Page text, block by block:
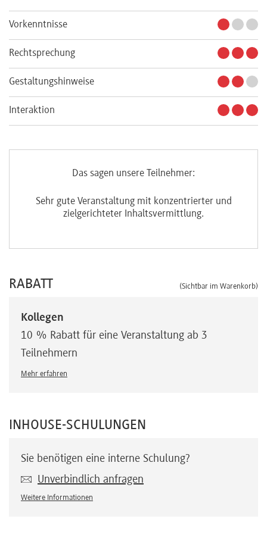
Vorkenntnisse
Rechtsprechung
Gestaltungshinweise
Interaktion
Das sagen unsere Teilnehmer:
Sehr gute Veranstaltung mit konzentrierter und
zielgerichteter Inhaltsvermittlung.
RABATT (Sichtbar im Warenkorb)
Kollegen
10 % Rabatt für eine Veranstaltung ab 3
Teilnehmern
Mehr erfahren
INHOUSE-SCHULUNGEN
Sie benötigen eine interne Schulung?
Unverbindlich anfragen
Weitere Informationen